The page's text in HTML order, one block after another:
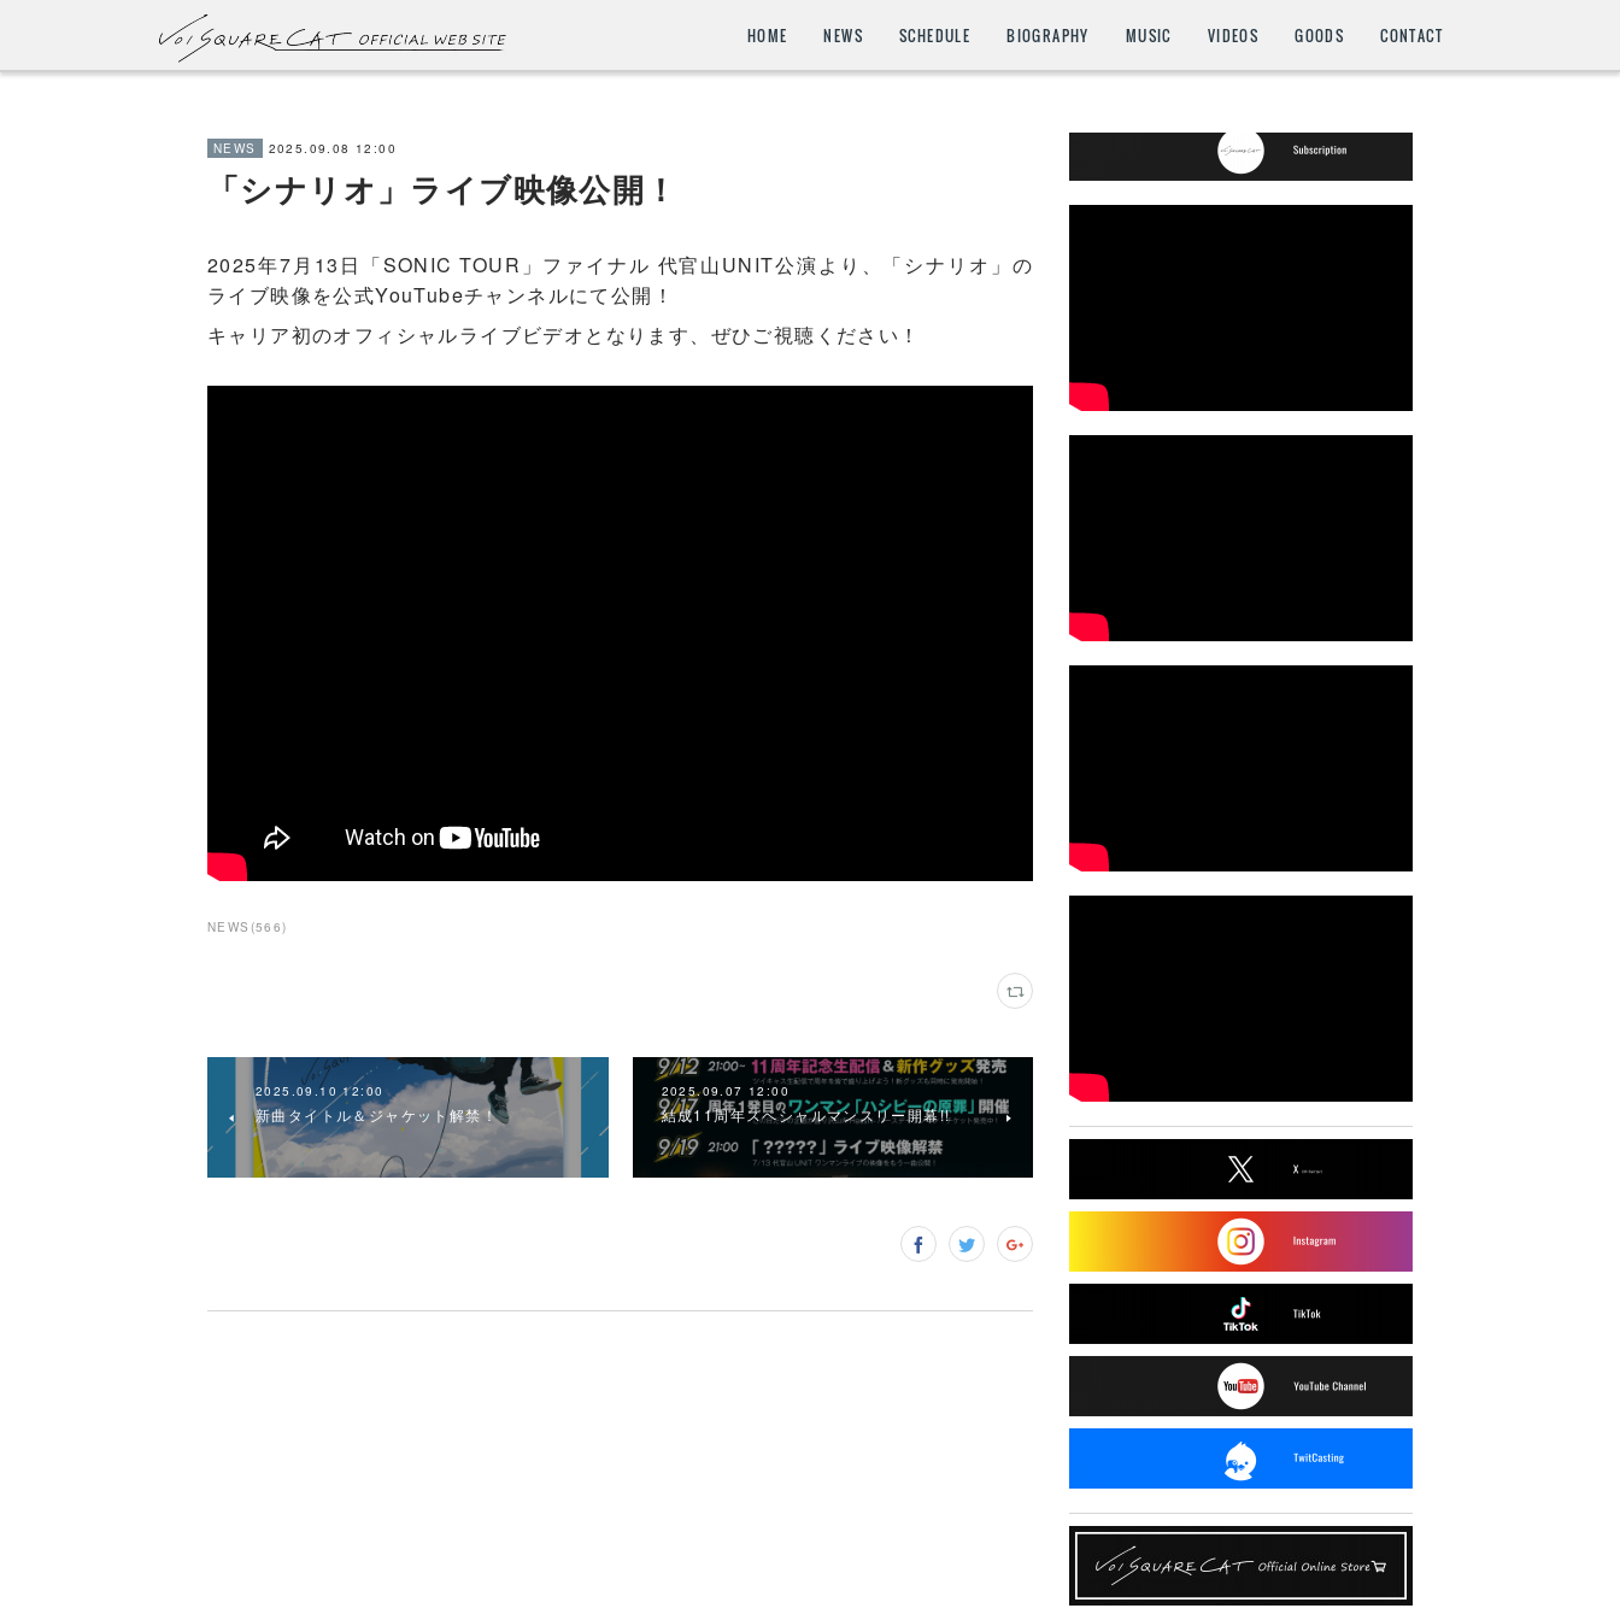
HOME NEWS SCHEDULE BIOGRAPHY MUSIC VIDEOS GOODS CONTACT
NEWS 2025.09.08 12:00
「シナリオ」ライブ映像公開！
2025年7月13日「SONIC TOUR」ファイナル 代官山UNIT公演より、「シナリオ」の
ライブ映像を公式YouTubeチャンネルにて公開！
キャリア初のオフィシャルライブビデオとなります、ぜひご視聴ください！
NEWS (566)
2025.09.10 12:00
新曲タイトル＆ジャケット解禁！
2025.09.07 12:00
結成11周年スペシャルマンスリー開幕!!